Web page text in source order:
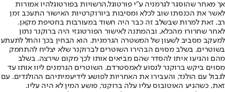
אך מאחר שהוסגר לגרמניה ע״י פורטוגל,הרשויות בפורטוגלהיו אמורות
לאשר את הכנסתו שוב לכלא ומסיבות ביורוקרטיות האישור התעכב זמן
רב. זאת למרות שבשלב זה כבר היה חשוד במעורבות בחטיפת מקאן.
לאחר שחרורו מהכלא, ובהמתנה לאישור הפורטוגזי היה ברוקנר נתון
למעקב מסביב לשעון של המשטרה הגרמנית. הוא הבחין בכך והחל לתעתע
בשוטרים. בשלב מסוים הבהירו השוטרים לברוקנר שלא יצליח להתחמק
מהם והגיעו איתו להסדר שהם מביאים אותו לכך מקום שירצה. בשלב
מסוים ביקש ברוקנר לנסוע לאמסטרדם. השוטרים הגרמנים ליוו אותו עד
לגבול עם הולנד, והעבירו את האחריות לפושע לידיעמיתיהם ההולנדים. עם
זאת, כשהגיע האוטובוס עליו עלה ברוקנר, פושע המין לא היה עליו.